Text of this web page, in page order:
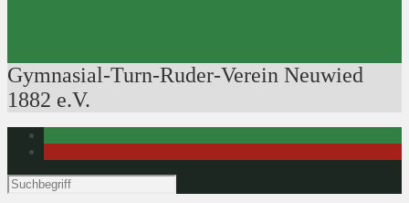
Gymnasial-Turn-Ruder-Verein Neuwied
1882 e.V.